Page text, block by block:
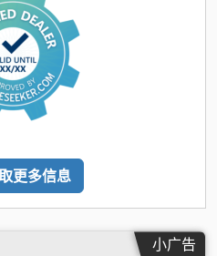
更多信息
小广告